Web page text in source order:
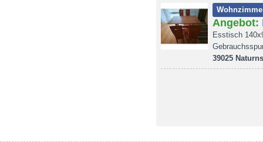
Angebot:
Esstisch
39025 Naturns